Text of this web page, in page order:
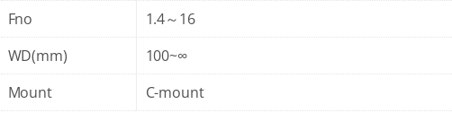
Fno
1.4～16
WD(mm)
100~∞
Mount
C-mount